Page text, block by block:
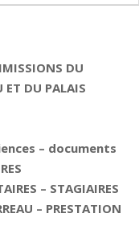
DU
ET DU PALAIS
– documents
– STAGIAIRES
– PRESTATION